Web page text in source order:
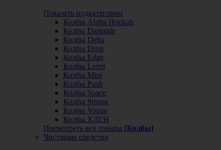
Показать подкатегории
Колбы Alpha Hookah
Колбы Darkside
Колбы Delta
Колбы Drop
Колбы Edge
Колбы Level
Колбы Mini
Колбы Push
Колбы Space
Колбы Strong
Колбы Vogue
Колбы ХЛГН
Посмотреть все товары [Колбы]
Чистящие средства